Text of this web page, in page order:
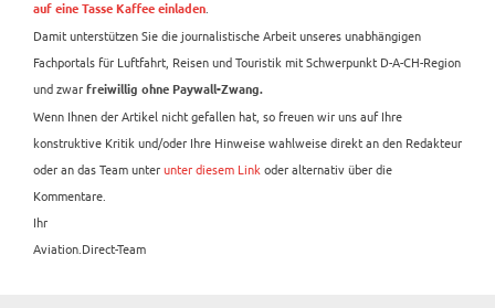
auf eine Tasse Kaffee einladen
Damit unterstützen Sie die journalistische Arbeit unseres unabhängigen
Fachportals für Luftfahrt, Reisen und Touristik mit Schwerpunkt D-A-CH-Region
und zwar freiwillig ohne Paywall-Zwang.
Wenn Ihnen der Artikel nicht gefallen hat, so freuen wir uns auf Ihre
konstruktive Kritik und/oder Ihre Hinweise wahlweise direkt an den Redakteur
oder an das Team unterunter diesem Link oder alternativ über die
Kommentare.
Ihr
Aviation.Direct-Team